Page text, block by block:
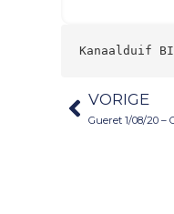
Kanaalduif
VORIGE
Gueret 1/08/20 –